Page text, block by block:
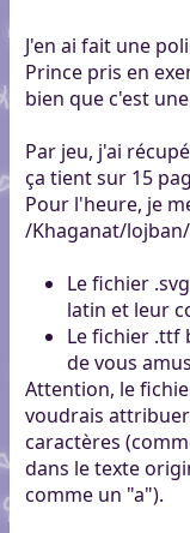
J'en ai fait une
Prince pris en
bien que c'est
Par jeu, j'ai
ça tient sur 15
Pour l'heure, je
/Khaganat/
Le fichier
latin et leur
Le fichier .ttf
de vous
Attention, le
voudrais
caractères
dans le texte
comme un "a").